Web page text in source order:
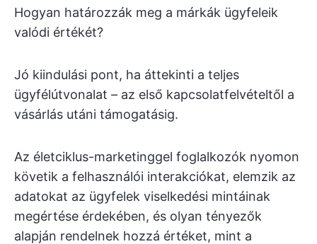
Hogyan határozzák meg a márkák ügyfeleik
valódi értékét?
Jó kiindulási pont, ha áttekinti a teljes
ügyfélútvonalat – az első kapcsolatfelvételtől a
vásárlás utáni támogatásig.
Az életciklus-marketinggel foglalkozók nyomon
követik a felhasználói interakciókat, elemzik az
adatokat az ügyfelek viselkedési mintáinak
megértése érdekében, és olyan tényezők
alapján rendelnek hozzá értéket, mint a